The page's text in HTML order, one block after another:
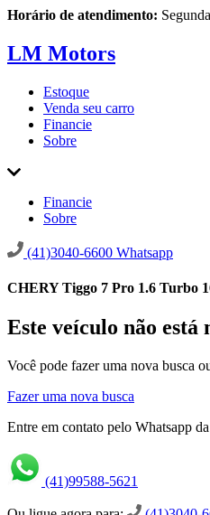
Horário de atendimento:
LM Motors
Estoque
Venda seu carro
Financie
Sobre
Financie
Sobre
(41)3040-6600 Whatsapp
CHERY Tiggo 7 Pro 1.6 Turbo
Este veículo não está
Você pode fazer uma nova busca
Fazer uma nova busca
Entre em contato pelo Whatsapp
(41)99588-5621